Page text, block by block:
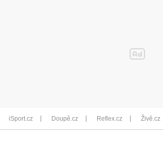
iSport.cz Doupě.cz Reflex.cz Živě.cz